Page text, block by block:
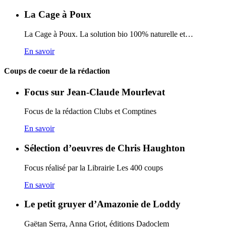
La Cage à Poux
La Cage à Poux. La solution bio 100% naturelle et…
En savoir
Coups de coeur de la rédaction
Focus sur Jean-Claude Mourlevat
Focus de la rédaction Clubs et Comptines
En savoir
Sélection d’oeuvres de Chris Haughton
Focus réalisé par la Librairie Les 400 coups
En savoir
Le petit gruyer d’Amazonie de Loddy
Gaëtan Serra, Anna Griot, éditions Dadoclem